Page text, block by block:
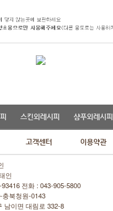
스킨외레시피 샴푸외레시피
고객센터 이용약관
인
전화 :043-905-5800
충북청원-0143
남이면 대림로 332-8